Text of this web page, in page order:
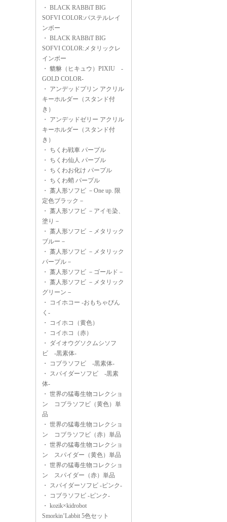
・ BLACK RABBiT BIG
SOFVI COLOR:パステルレイ
ンボー
・ BLACK RABBiT BIG
SOFVI COLOR:メタリックレ
インボー
・ 貔貅（ヒキュウ）PIXIU -
GOLD COLOR-
・ アンデッドプリン アクリル
キーホルダー（スタンド付
き）
・ アンデッドゼリー アクリル
キーホルダー（スタンド付
き）
・ ちくわ戦車 パープル
・ ちくわ仙人 パープル
・ ちくわお化け パープル
・ ちくわ蛸 パープル
・ 藁人形ソフビ －One up. 限
定色ブラック－
・ 藁人形ソフビ －アイモ染、
塗り－
・ 藁人形ソフビ －メタリック
ブルー－
・ 藁人形ソフビ －メタリック
パープル－
・ 藁人形ソフビ －ゴールド－
・ 藁人形ソフビ －メタリック
グリーン－
・
コイホコー -おもちゃぴん
く-
・
コイホコ（黄色）
・
コイホコ（赤）
・ ダイオウグソクムシソフ
ビ -黒素体-
・
コブラソフビ -黒素体-
・ スパイダーソフビ -黒素
体-
・ 世界の猛毒生物コレクショ
ン コブラソフビ（黄色）単
品
・ 世界の猛毒生物コレクショ
ン コブラソフビ（赤）単品
・ 世界の猛毒生物コレクショ
ン スパイダー（黄色）単品
・ 世界の猛毒生物コレクショ
ン スパイダー（赤）単品
・ スパイダーソフビ -ピンク-
・
コブラソフビ -ピンク-
・ kozik×kidrobot
Smorkin’Labbit 5色セット